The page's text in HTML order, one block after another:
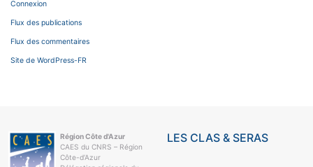
Connexion
Flux des publications
Flux des commentaires
Site de WordPress-FR
Région Côte d'Azur
CAES du CNRS – Région
Côte-d’Azur
LES CLAS & SERAS